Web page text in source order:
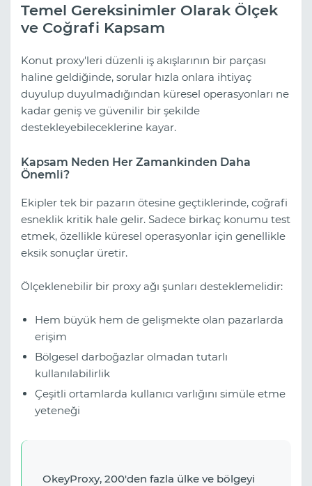
Temel Gereksinimler Olarak Ölçek
ve Coğrafi Kapsam
Konut proxy'leri düzenli iş akışlarının bir parçası
haline geldiğinde, sorular hızla onlara ihtiyaç
duyulup duyulmadığından küresel operasyonları ne
kadar geniş ve güvenilir bir şekilde
destekleyebileceklerine kayar.
Kapsam Neden Her Zamankinden Daha
Önemli?
Ekipler tek bir pazarın ötesine geçtiklerinde, coğrafi
esneklik kritik hale gelir. Sadece birkaç konumu test
etmek, özellikle küresel operasyonlar için genellikle
eksik sonuçlar üretir.
Ölçeklenebilir bir proxy ağı şunları desteklemelidir:
Hem büyük hem de gelişmekte olan pazarlarda
erişim
Bölgesel darboğazlar olmadan tutarlı
kullanılabilirlik
Çeşitli ortamlarda kullanıcı varlığını simüle etme
yeteneği
OkeyProxy, 200'den fazla ülke ve bölgeyi